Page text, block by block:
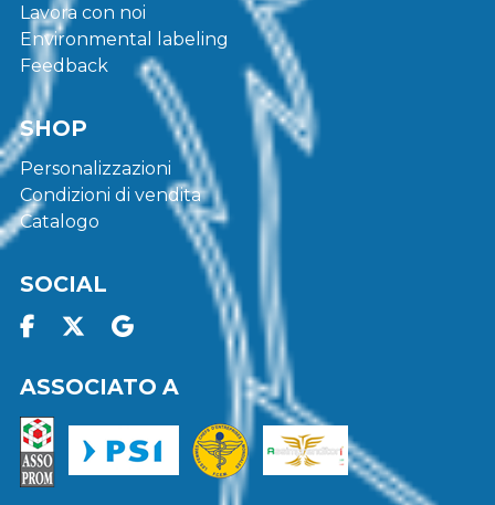
Lavora con noi
Environmental labeling
Feedback
SHOP
Personalizzazioni
Condizioni di vendita
Catalogo
SOCIAL
ASSOCIATO A